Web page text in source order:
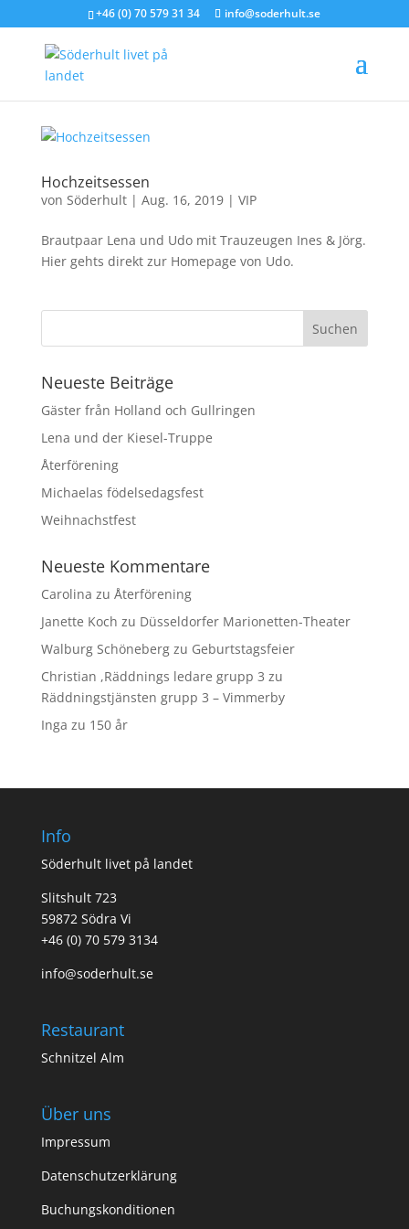
+46 (0) 70 579 31 34 info@soderhult.se
Hochzeitsessen
von Söderhult| Aug. 16, 2019| VIP
Brautpaar Lena und Udo mit Trauzeugen Ines & Jörg.
Hier gehts direkt zur Homepage von Udo.
Neueste Beiträge
Gäster från Holland och Gullringen
Lena und der Kiesel-Truppe
Återförening
Michaelas födelsedagsfest
Weihnachstfest
Neueste Kommentare
Carolina zu Återförening
Janette Koch zu Düsseldorfer Marionetten-Theater
Walburg Schönebergzu Geburtstagsfeier
Christian ,Räddnings ledare grupp 3 zu
Räddningstjänsten grupp 3 – Vimmerby
Inga zu 150 år
Info
Söderhult livet på landet
Slitshult 723
59872 Södra Vi
+46 (0) 70 579 3134
info@soderhult.se
Restaurant
Schnitzel Alm
Über uns
Impressum
Datenschutzerklärung
Buchungskonditionen